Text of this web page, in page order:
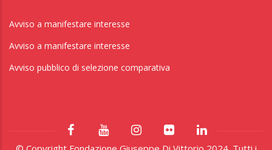
Avviso a manifestare interesse
Avviso a manifestare interesse
Avviso pubblico di selezione comparativa